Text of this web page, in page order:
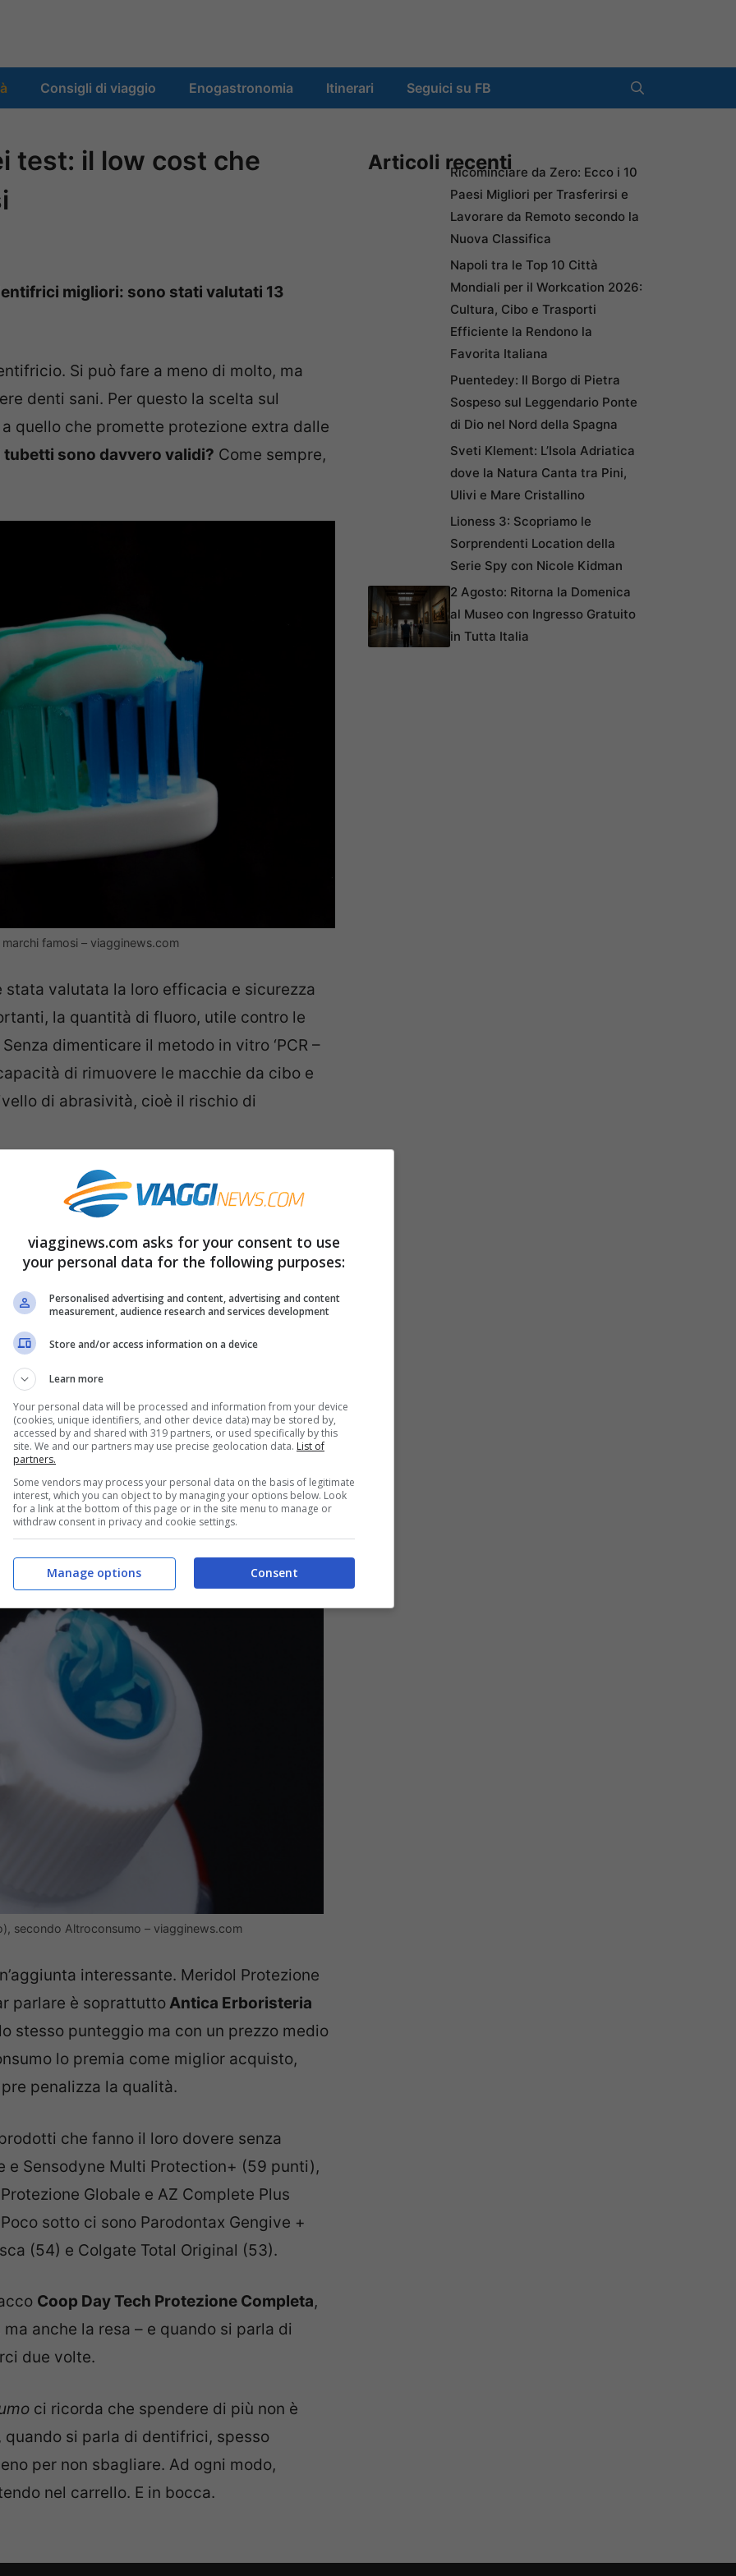
Consigli di viaggio Enogastronomia Itinerari Seguici su FB
test: il low cost che
migliori: sono stati valutati 13
Si può fare a meno di molto, ma
denti sani. Per questo la scelta sul
quello che promette protezione extra dalle
tubetti sono davvero validi? Come sempre,
famosi – viagginews.com
stata valutata la loro efficacia e sicurezza
la quantità di fluoro, utile contro le
dimenticare il metodo in vitro ‘PCR –
di rimuovere le macchie da cibo e
di abrasività, cioè il rischio di
di titanio,usato per rendere bianco il
sostanze con possibili effetti sulla
alimentari.
davvero (e quali no), secondo
da
si è difeso bene. In cima troviamo a
Professional Protect + Carie, che si
performance generale, sia in termini
secondo Altroconsumo – viagginews.com
interessante. Meridol Protezione
parlare è soprattuttoAntica Erboristeria
stesso punteggio ma con un prezzo medio
lo premia come miglior acquisto,
penalizza la qualità.
che fanno il loro dovere senza
e Sensodyne Multi Protection+ (59 punti),
Globale e AZ Complete Plus
sotto ci sono Parodontax Gengive +
(54) e Colgate Total Original (53).
Coop Day Tech Protezione Completa,
anche la resa – e quando si parla di
due volte.
ci ricorda che spendere di più non è
si parla di dentifrici, spesso
per non sbagliare. Ad ogni modo,
nel carrello. E in bocca.
Articoli recentiRicominciare da Zero: Ecco i 10
Paesi Migliori per Trasferirsi e
Lavorare da Remoto secondo la
Nuova Classifica
Napoli tra le Top 10 Città
Mondiali per il Workcation 2026:
Cultura, Cibo e Trasporti
Efficiente la Rendono la
Favorita Italiana
Puentedey: Il Borgo di Pietra
Sospeso sul Leggendario Ponte
di Dio nel Nord della Spagna
Sveti Klement: L’Isola Adriatica
dove la Natura Canta tra Pini,
Ulivi e Mare Cristallino
Lioness 3: Scopriamo le
Sorprendenti Location della
Serie Spy con Nicole Kidman
2 Agosto: Ritorna la Domenica
al Museo con Ingresso Gratuito
in Tutta Italia
viagginews.com asks for your consent to use
your personal data for the following purposes:
Personalised advertising and content, advertising and content
measurement, audience research and services development
Store and/or access information on a device
Learn more
Your personal data will be processed and information from your device
(cookies, unique identifiers, and other device data) may be stored by,
accessed by and shared with 319 partners, or used specifically by this
site. We and our partners may use precise geolocation data. List of
partners.
Some vendors may process your personal data on the basis of legitimate
interest, which you can object to by managing your options below. Look
for a link at the bottom of this page or in the site menu to manage or
withdraw consent in privacy and cookie settings.
Consent
Manage options